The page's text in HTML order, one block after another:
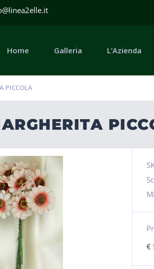
Home Galleria L’Azienda
PICCOLA
€